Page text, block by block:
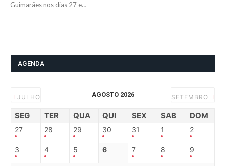
Guimarães nos dias 27 e…
AGENDA
JULHO AGOSTO 2026 SETEMBRO
SEG TER QUA QUI SEX SAB DOM
27 28 29 30 31 1 2
3 4 5 6 7 8 9